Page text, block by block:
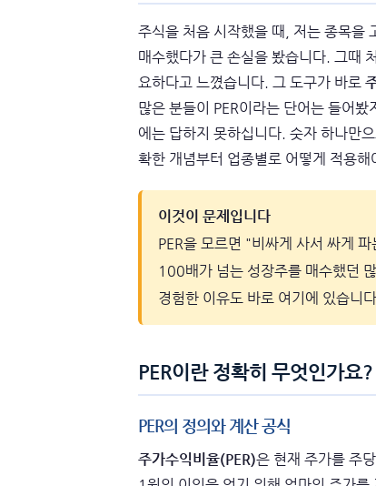
주식을 처음 시작했을 때, 저는 종목을
매수했다가 큰 손실을 봤습니다. 그때
요하다고 느꼈습니다. 그 도구가 바로
많은 분들이 PER이라는 단어는 들어
에는 답하지 못하십니다. 숫자 하나만
확한 개념부터 업종별로 어떻게 적용
이것이 문제입니다
PER을 모르면 "비싸게 사서 싸게
100배가 넘는 성장주를 매수했던
경험한 이유도 바로 여기에 있습니
PER이란 정확히 무엇인가요?
PER의 정의와 계산 공식
주가수익비율(PER)은 현재 주가를 주